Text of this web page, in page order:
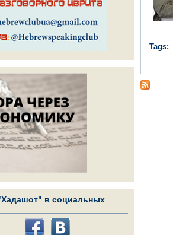
в социальных
Tags: